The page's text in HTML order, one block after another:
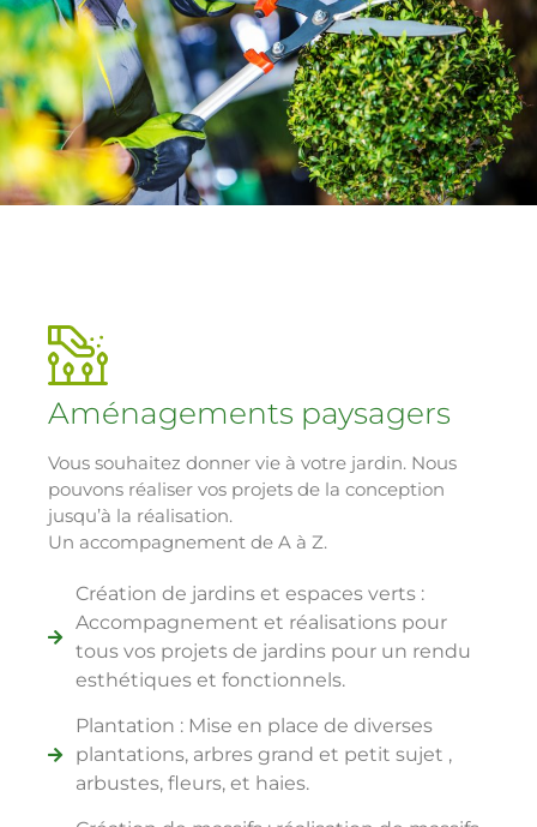
Aménagements paysagers
Vous souhaitez donner vie à votre jardin. Nous
pouvons réaliser vos projets de la conception
jusqu’à la réalisation.
Un accompagnement de A à Z.
Création de jardins et espaces verts :
Accompagnement et réalisations pour
tous vos projets de jardins pour un rendu
esthétiques et fonctionnels.
Plantation : Mise en place de diverses
plantations, arbres grand et petit sujet ,
arbustes, fleurs, et haies.